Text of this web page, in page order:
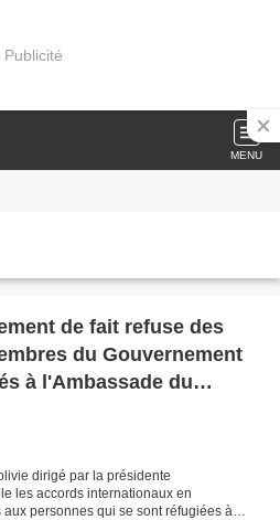
Publicité
MENU
de fait refuse des
du Gouvernement
à l'Ambassade du
dirigé par la présidente
les accords internationaux en
personnes qui se sont réfugiées à